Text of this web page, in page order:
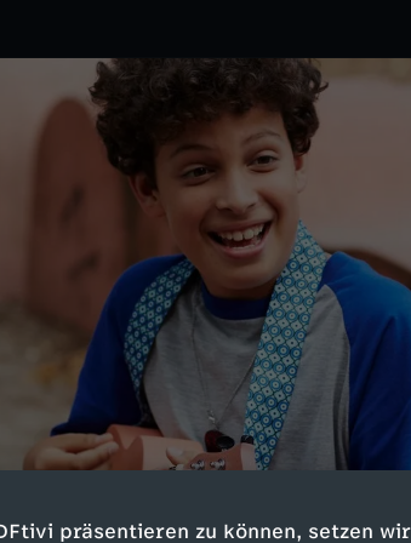
präsentieren zu können, setzen wir